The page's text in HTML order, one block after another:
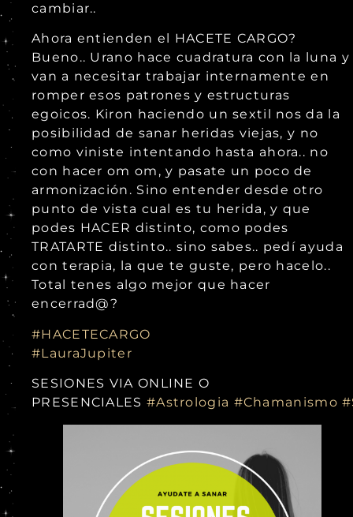
cambiar..
Ahora entienden el HACETE CARGO?
Bueno.. Urano hace cuadratura con la luna y
van a necesitar trabajar internamente en
romper esos patrones y estructuras
egoicos. Kiron haciendo un sextil nos da la
posibilidad de sanar heridas viejas, y no
como viniste intentando hasta ahora.. no
con hacer om om, y pasate un poco de
armonización. Sino entender desde otro
punto de vista cual es tu herida, y que
podes HACER distinto, como podes
TRATARTE distinto.. sino sabes.. pedí ayuda
con terapia, la que te guste, pero hacelo..
Total tenes algo mejor que hacer
encerrad@?
#HACETECARGO
#LauraJupiter
SESIONES VIA ONLINE O
PRESENCIALES #Astrologia #Chamanismo